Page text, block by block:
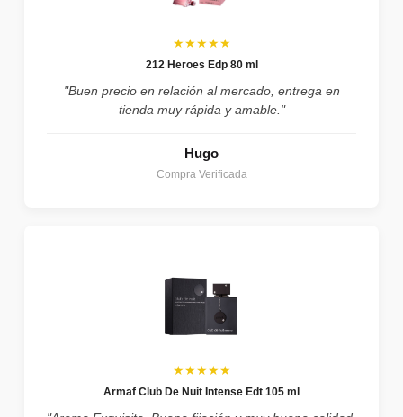
★★★★★
212 Heroes Edp 80 ml
"Buen precio en relación al mercado, entrega en
tienda muy rápida y amable."
Hugo
Compra Verificada
★★★★★
Armaf Club De Nuit Intense Edt 105 ml